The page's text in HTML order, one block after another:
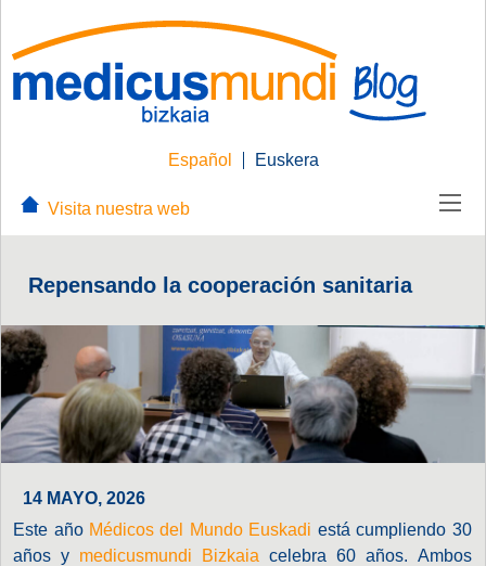
Español Euskera
Visita nuestra web
Repensando la cooperación sanitaria
14 MAYO, 2026
Este año Médicos del Mundo Euskadi está cumpliendo 30
años y medicusmundi Bizkaia celebra 60 años. Ambos